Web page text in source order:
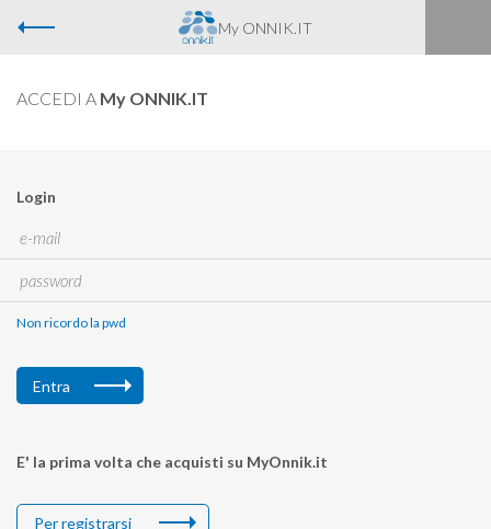
My ONNIK.IT
ACCEDI A My ONNIK.IT
Login
Non ricordo la pwd
Entra
E' la prima volta che acquisti su MyOnnik.it
Per registrarsi